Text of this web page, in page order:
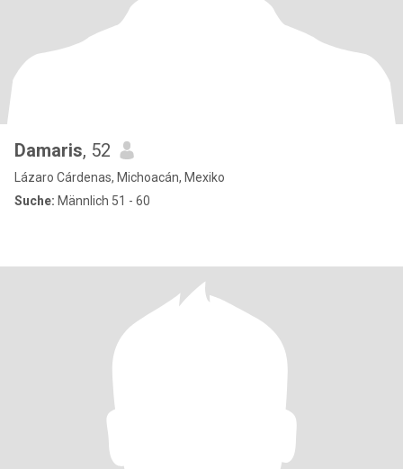
Damaris, 52
Lázaro Cárdenas, Michoacán, Mexiko
Suche: Männlich 51 - 60